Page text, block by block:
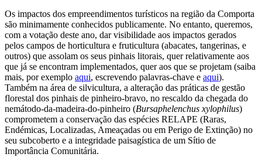
Os impactos dos empreendimentos turísticos na região da Comporta
são minimamente conhecidos publicamente. No entanto, queremos,
com a votação deste ano, dar visibilidade aos impactos gerados
pelos campos de horticultura e fruticultura (abacates, tangerinas, e
outros) que assolam os seus pinhais litorais, quer relativamente aos
que já se encontram implementados, quer aos que se projetam (saiba
mais, por exemplo aqui, escrevendo palavras-chave e aqui).
Também na área de silvicultura, a alteração das práticas de gestão
florestal dos pinhais de pinheiro-bravo, no rescaldo da chegada do
nemátodo-da-madeira-do-pinheiro (Bursaphelenchus xylophilus)
comprometem a conservação das espécies RELAPE (Raras,
Endémicas, Localizadas, Ameaçadas ou em Perigo de Extinção) no
seu subcoberto e a integridade paisagística de um Sítio de
Importância Comunitária.